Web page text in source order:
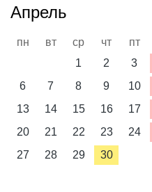
Апрель
пн вт ср чт пт
1
2 3
6
7 8 9 10
13
14 15 16 17
20
21 22 23 24
27
28 29 30